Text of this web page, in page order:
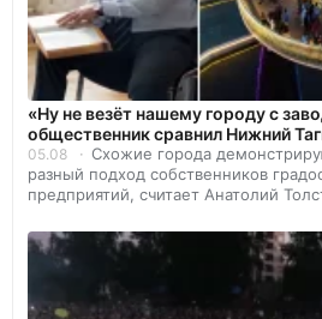
«Ну не везёт нашему городу с
общественник сравнил Нижний
05.08
Схожие города
разный подход собственников
предприятий, считает Анатолий